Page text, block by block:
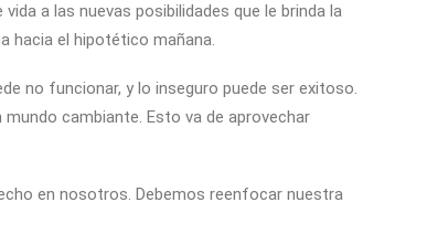
a las nuevas posibilidades que le brinda la
hacia el hipotético mañana.
no funcionar, y lo inseguro puede ser exitoso.
cambiante. Esto va de aprovechar
en nosotros. Debemos reenfocar nuestra